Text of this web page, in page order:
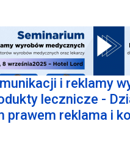
i reklamy
lecznicze -
prawem reklama i